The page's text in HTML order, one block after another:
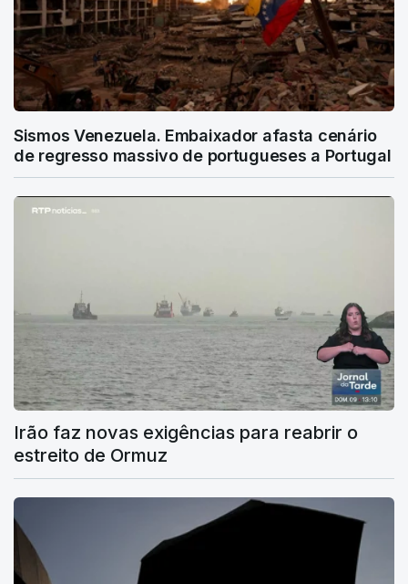
Sismos Venezuela. Embaixador afasta cenário
de regresso massivo de portugueses a Portugal
Irão faz novas exigências para reabrir o
estreito de Ormuz